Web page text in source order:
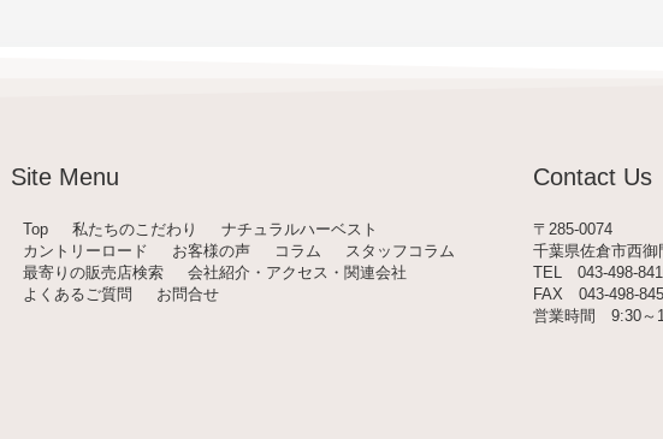
Site Menu
Top 私たちのこだわり
ナチュラルハーベスト
カントリーロード
お客様の声 コラム
スタッフコラム
最寄りの販売店検索
会社紹介・アクセス・関連会社
よくあるご質問
お問合せ
Contact Us
〒285-0074
千葉県佐倉市西御
TEL 043-498-
FAX 043-498-
営業時間 9:30～